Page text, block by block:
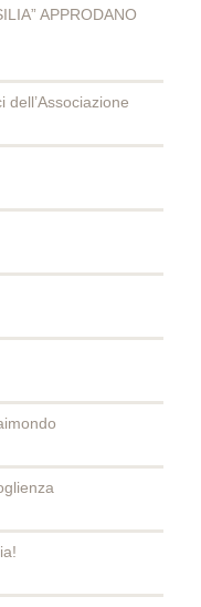
APPRODANO